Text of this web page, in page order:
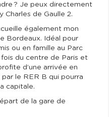
? Je peux directement
Charles de Gaulle 2.
également mon
Bordeaux. Idéal pour
ou en famille au Parc
fois du centre de Paris et
d’une arrivée en
le RER B qui pourra
capitale.
de la gare de